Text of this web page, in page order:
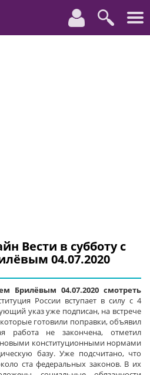
Вести в субботу с
04.07.2020
Брилёвым 04.07.2020 смотреть
России вступает в силу с 4
указ уже подписан, на встрече
готовили поправки, объявил
работа не закончена, отметил
новыми конституционными нормами
базу. Уже подсчитано, что
ста федеральных законов. В их